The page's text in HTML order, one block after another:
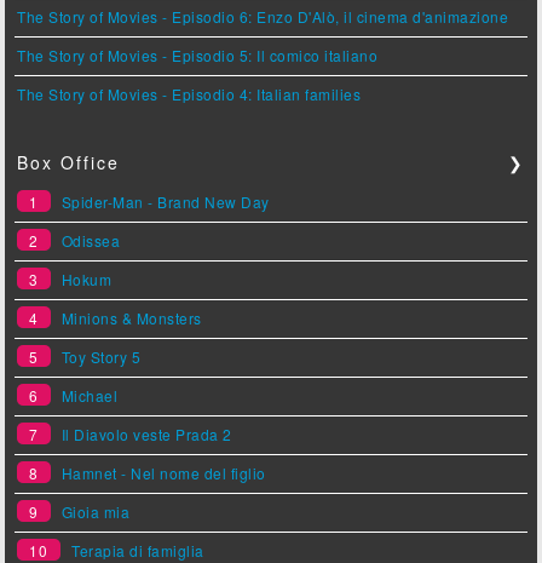
The Story of Movies - Episodio 6: Enzo D'Alò, il cinema d'animazione
The Story of Movies - Episodio 5: Il comico italiano
The Story of Movies - Episodio 4: Italian families
Box Office ❯
1
Spider-Man - Brand New Day
2
Odissea
3
Hokum
4
Minions & Monsters
5
Toy Story 5
6
Michael
7
Il Diavolo veste Prada 2
8
Hamnet - Nel nome del figlio
9
Gioia mia
10
Terapia di famiglia